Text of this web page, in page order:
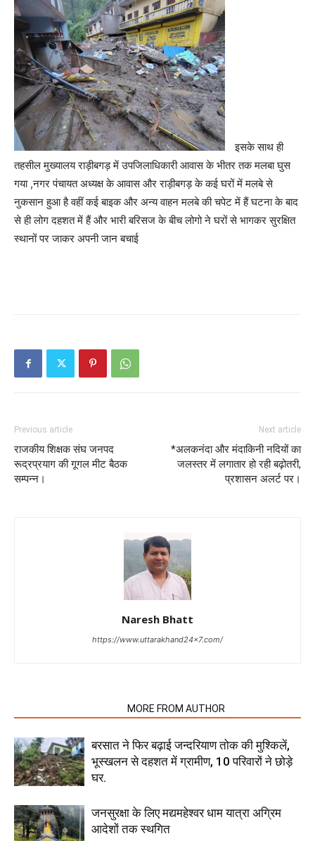
इसके साथ ही
तहसील मुख्यालय राड़ीबगड़ में उपजिलाधिकारी आवास के भीतर तक मलबा घुस
गया ,नगर पंचायत अध्यक्ष के आवास और राड़ीबगड़ के कई घरों में मलबे से
नुकसान हुआ है वहीं कई बाइक और अन्य वाहन मलबे की चपेट में हैं घटना के बाद
से ही लोग दहशत में हैं और भारी बरिसज के बीच लोगो ने घरों से भागकर सुरक्षित
स्थानों पर जाकर अपनी जान बचाई
Previous article
राजकीय शिक्षक संघ जनपद
रूद्रप्रयाग की गूगल मीट बैठक
सम्पन्न।
Next article
*अलकनंदा और मंदाकिनी नदियों का
जलस्तर में लगातार हो रही बढ़ोतरी,
प्रशासन अलर्ट पर।
Naresh Bhatt
https://www.uttarakhand24x7.com/
MORE FROM AUTHOR
बरसात ने फिर बढ़ाई जन्दरियाण तोक की मुश्किलें,
भूस्खलन से दहशत में ग्रामीण, 10 परिवारों ने छोड़े
घर.
जनसुरक्षा के लिए मद्यमहेश्वर धाम यात्रा अग्रिम
आदेशों तक स्थगित